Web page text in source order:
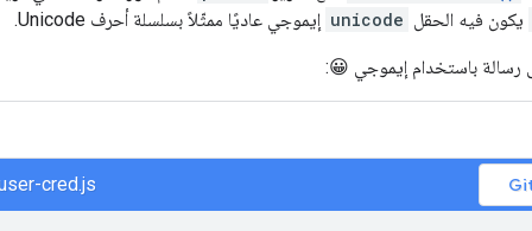
يكون فيه الحقل unicode إيموجي عاديًا ممثّلاً بسلسلة أحرف Unicode.
رسالة باستخدام إيموجي 😀:
cred.js